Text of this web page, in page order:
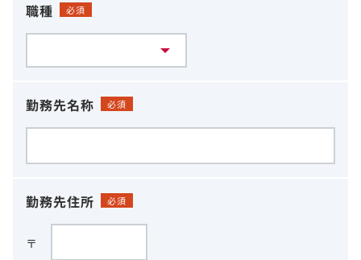
職種 必須
勤務先名称 必須
勤務先住所 必須
〒